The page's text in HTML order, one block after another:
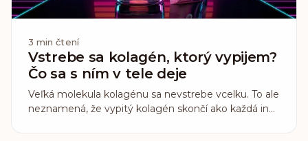
3 min čtení
Vstrebe sa kolagén, ktorý vypijem?
Čo sa s ním v tele deje
Veľká molekula kolagénu sa nevstrebe vcelku. To ale
neznamená, že vypitý kolagén skončí ako každá iná